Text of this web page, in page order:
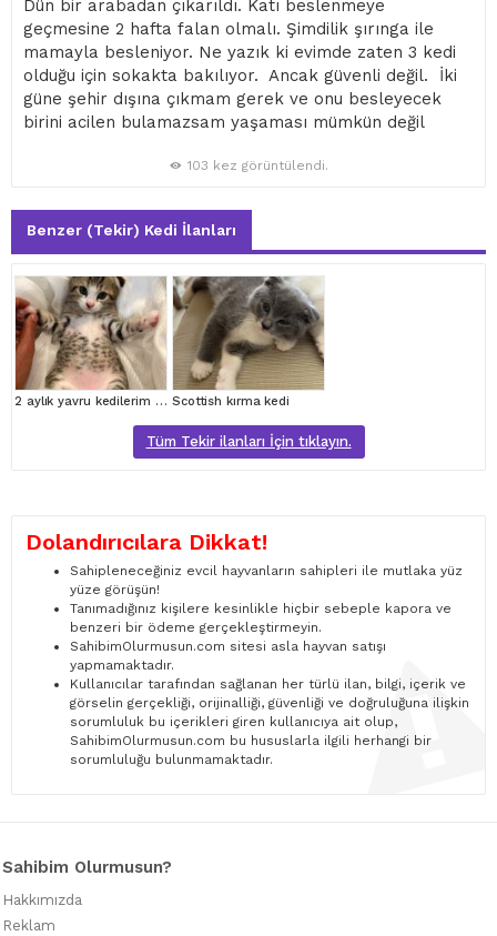
Dün bir arabadan çıkarıldı. Katı beslenmeye
geçmesine 2 hafta falan olmalı. Şimdilik şırınga ile
mamayla besleniyor. Ne yazık ki evimde zaten 3 kedi
olduğu için sokakta bakılıyor. Ancak güvenli değil. İki
güne şehir dışına çıkmam gerek ve onu besleyecek
birini acilen bulamazsam yaşaması mümkün değil
103 kez görüntülendi.
Benzer (Tekir) Kedi İlanları
2 aylık yavru kedilerim için, hayvan sever bir aile arıyorum Scottish kırma kedi
Tüm Tekir ilanları İçin tıklayın.
Dolandırıcılara Dikkat!
Sahipleneceğiniz evcil hayvanların sahipleri ile mutlaka yüz
yüze görüşün!
Tanımadığınız kişilere kesinlikle hiçbir sebeple kapora ve
benzeri bir ödeme gerçekleştirmeyin.
SahibimOlurmusun.com sitesi asla hayvan satışı
yapmamaktadır.
Kullanıcılar tarafından sağlanan her türlü ilan, bilgi, içerik ve
görselin gerçekliği, orijinalliği, güvenliği ve doğruluğuna ilişkin
sorumluluk bu içerikleri giren kullanıcıya ait olup,
SahibimOlurmusun.com bu hususlarla ilgili herhangi bir
sorumluluğu bulunmamaktadır.
Sahibim Olurmusun?
Hakkımızda
Reklam